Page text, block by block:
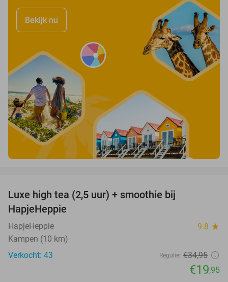
Bekijk nu
Luxe high tea (2,5 uur) + smoothie bij
HapjeHeppie
HapjeHeppie 9.8 star
Kampen (10 km)
Verkocht: 43
Regulier €34,95
€19,95